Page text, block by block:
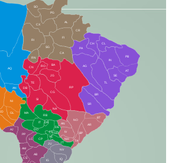
AQ
AN
CX
RI
AL
CR
FI
SG
BA
CA
PA
CH CL
PB
SE
TL
AG
BR
SR
BT
AR
RP
RO
JG
CG
SI
NA
TA
NH
JT
RB
MA
IT
DR
DO
CP
JU
NV
IQ
NI
JD
PP
AJ
LC
AM
AB
DB
TE
CS
IG
IN
NO
BP
RN
CN
GL
AN
IV
FS
VC
GD
DE
AT
PG
SO